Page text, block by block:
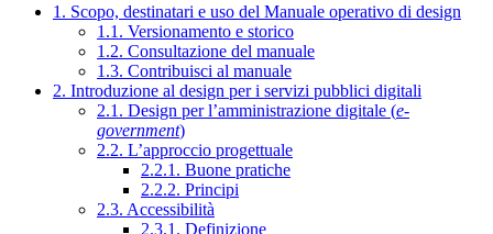
1. Scopo, destinatari e uso del Manuale operativo di design
1.1. Versionamento e storico
1.2. Consultazione del manuale
1.3. Contribuisci al manuale
2. Introduzione al design per i servizi pubblici digitali
2.1. Design per l’amministrazione digitale (e-
government)
2.2. L’approccio progettuale
2.2.1. Buone pratiche
2.2.2. Principi
2.3. Accessibilità
2.3.1. Definizione